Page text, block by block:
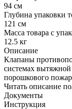
94 см
Глубина упаковки
121 см
Масса товара с
12.5 кг
Описание
Клапаны
системах
порошкового
Читать описание
Документы
Инструкция